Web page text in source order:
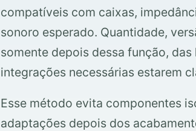
compatíveis com caixas,
sonoro esperado. Quantidade,
somente depois dessa função,
integrações necessárias estarem
Esse método evita componentes
adaptações depois dos